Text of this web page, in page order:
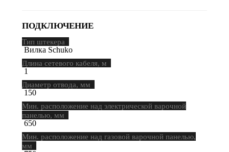
ПОДКЛЮЧЕНИЕ
Тип штекера
Вилка Schuko
Длина сетевого кабеля, м
1
Диаметр отвода, мм
150
Мин. расположение над электрической варочной
панелью, мм
650
Мин. расположение над газовой варочной панелью,
мм